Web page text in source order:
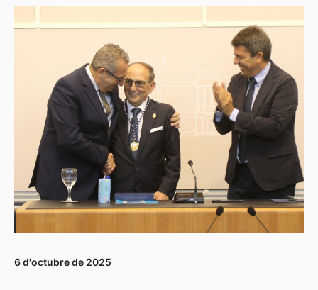
6 d'octubre de 2025